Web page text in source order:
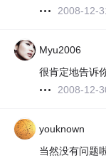
2008-12-
Myu2006
很肯定地告诉
2008-12-
youknown
当然没有问题